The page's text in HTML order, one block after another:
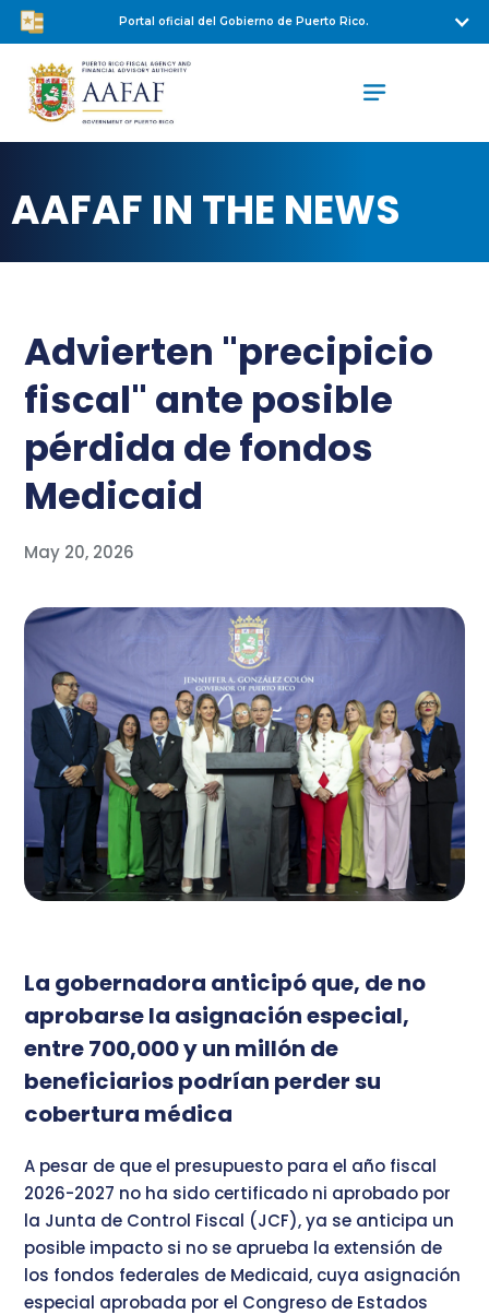
Portal oficial del Gobierno de Puerto Rico.
AAFAF IN THE NEWS
Advierten "precipicio
fiscal" ante posible
pérdida de fondos
Medicaid
May 20, 2026
La gobernadora anticipó que, de no
aprobarse la asignación especial,
entre 700,000 y un millón de
beneficiarios podrían perder su
cobertura médica
A pesar de que el presupuesto para el año fiscal
2026-2027 no ha sido certificado ni aprobado por
la Junta de Control Fiscal (JCF), ya se anticipa un
posible impacto si no se aprueba la extensión de
los fondos federales de Medicaid, cuya asignación
especial aprobada por el Congreso de Estados